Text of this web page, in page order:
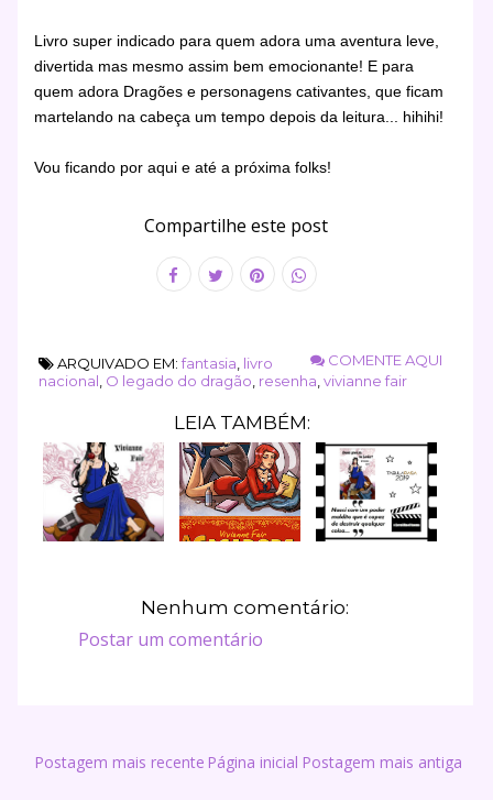
Livro super indicado para quem adora uma aventura leve,
divertida mas mesmo assim bem emocionante! E para
quem adora Dragões e personagens cativantes, que ficam
martelando na cabeça um tempo depois da leitura... hihihi!
Vou ficando por aqui e até a próxima folks!
Compartilhe este post
COMENTE AQUI
ARQUIVADO EM: fantasia livro
nacional O legado do dragão resenha vivianne fair
LEIA TAMBÉM:
Nenhum comentário:
Postar um comentário
Postagem mais recente Postagem mais antiga
Página inicial